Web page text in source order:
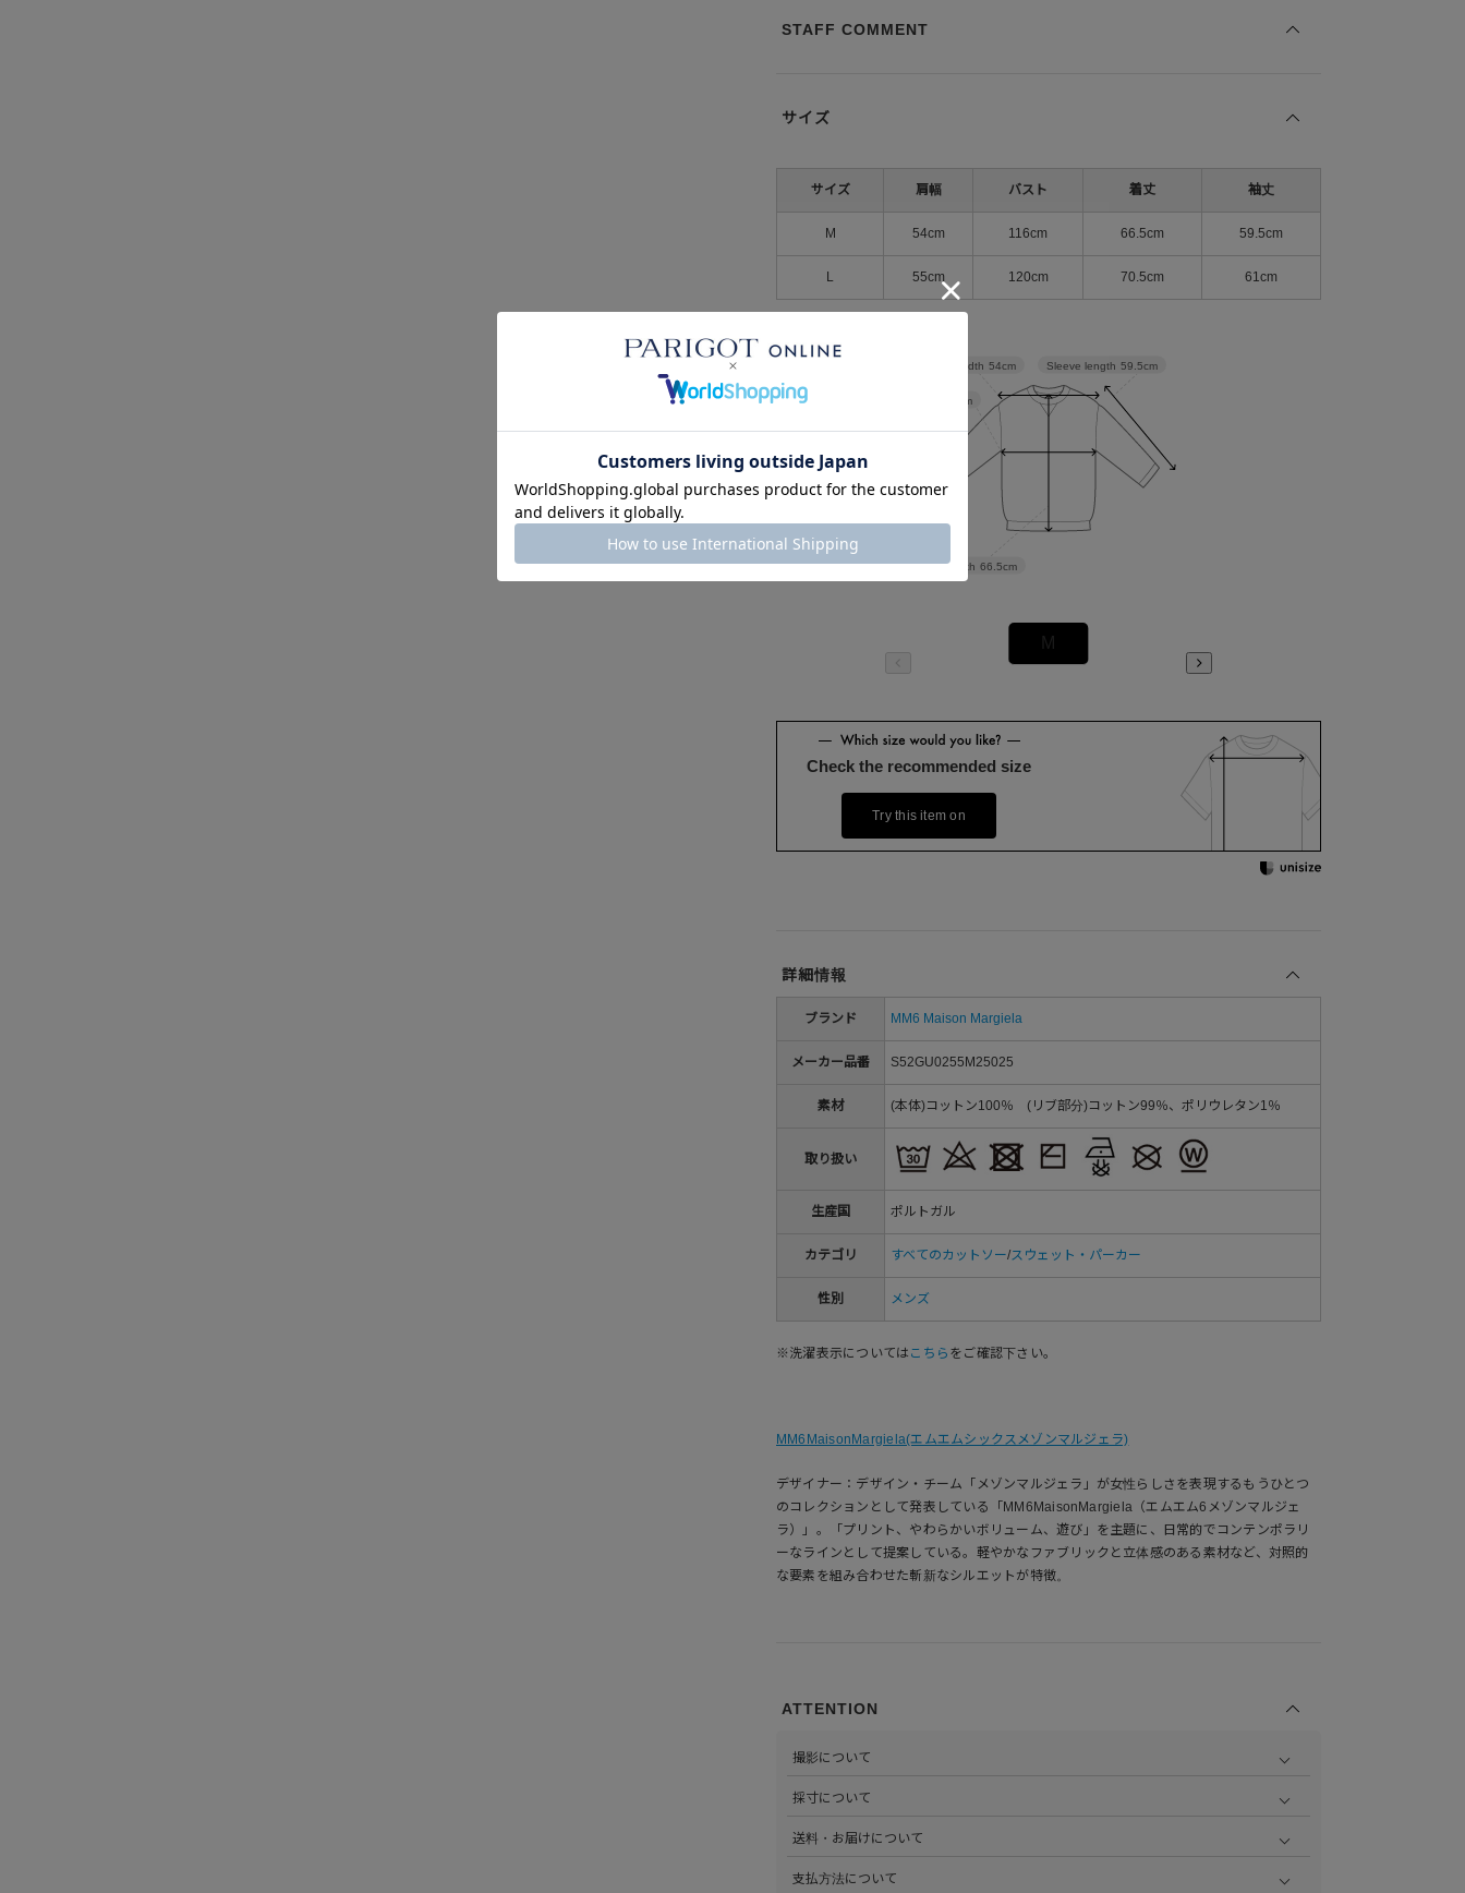
STAFF COMMENT
サイズ
サイズ 肩幅 バスト 着丈 袖丈
M 54cm 116cm 66.5cm 59.5cm
L 55cm 120cm 70.5cm 61cm
Sleeve length 59.5cm
Length 66.5cm
58cm
Shoulder width 54cm
M
Check the recommended size
Try this item on
詳細情報
ブランド MM6 Maison Margiela
メーカー品番 S52GU0255M25025
素材 (本体)コットン100％ (リブ部分)コットン99％、ポリウレタン1％
取り扱い
生産国 ポルトガル
カテゴリ すべてのカットソー/スウェット・パーカー
性別 メンズ
※洗濯表示については こちら をご確認下さい。
MM6MaisonMargiela(エムエムシックスメゾンマルジェラ)
デザイナー：デザイン・チーム「メゾンマルジェラ」が女性らしさを表現するもうひとつ
のコレクションとして発表している「MM6MaisonMargiela（エムエム6メゾンマルジェ
ラ）」。「プリント、やわらかいボリューム、遊び」を主題に、日常的でコンテンポラリ
ーなラインとして提案している。軽やかなファブリックと立体感のある素材など、対照的
な要素を組み合わせた斬新なシルエットが特徴。
ATTENTION
撮影について
心がけています。詳しくは
採寸について
部サイズタブか、または
送料・お届けについて
ださい。
支払方法について